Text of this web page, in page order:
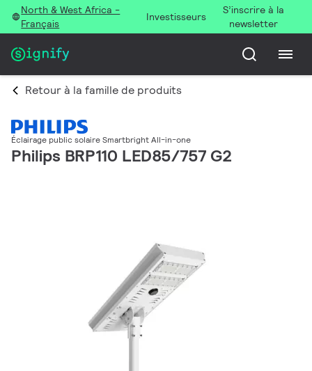
North & West Africa -
Français
Investisseurs
S’inscrire à la
newsletter
Retour à la famille de produits
Éclairage public solaire Smartbright All-in-one
Philips BRP110 LED85/757 G2